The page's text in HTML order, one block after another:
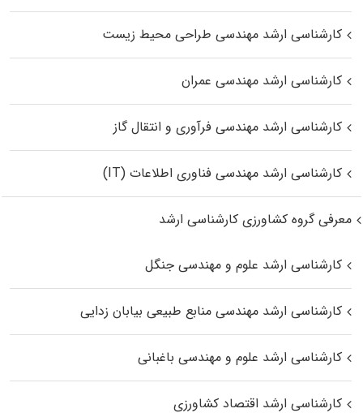
کارشناسی ارشد مهندسی طراحی محیط زیست
کارشناسی ارشد مهندسی عمران
کارشناسی ارشد مهندسی فرآوری و انتقال گاز
کارشناسی ارشد مهندسی فناوری اطلاعات (IT)
معرفی گروه کشاورزی کارشناسی ارشد
کارشناسی ارشد علوم و مهندسی جنگل
کارشناسی ارشد مهندسی منابع طبیعی بیابان زدایی
کارشناسی ارشد علوم و مهندسی باغبانی
کارشناسی ارشد اقتصاد کشاورزی